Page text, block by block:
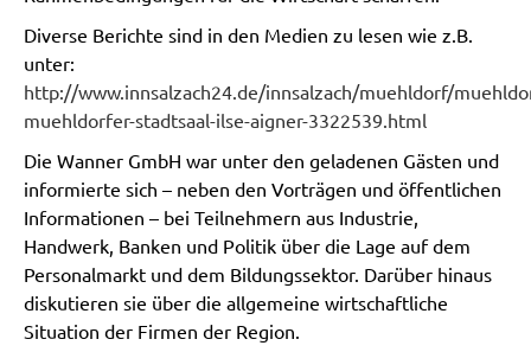
Diverse Berichte sind in den Medien zu lesen wie z.B.
unter:
http://www.innsalzach24.de/innsalzach/muehldorf/
muehldorfer-stadtsaal-ilse-aigner-3322539.html
Die Wanner GmbH war unter den geladenen Gästen und
informierte sich – neben den Vorträgen und öffentlichen
Informationen – bei Teilnehmern aus Industrie,
Handwerk, Banken und Politik über die Lage auf dem
Personalmarkt und dem Bildungssektor. Darüber hinaus
diskutieren sie über die allgemeine wirtschaftliche
Situation der Firmen der Region.